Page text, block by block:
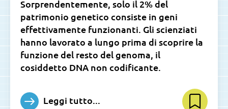
Sorprendentemente, solo il 2% del
patrimonio genetico consiste in geni
effettivamente funzionanti. Gli scienziati
hanno lavorato a lungo prima di scoprire la
funzione del resto del genoma, il
cosiddetto DNA non codificante.
Leggi tutto...